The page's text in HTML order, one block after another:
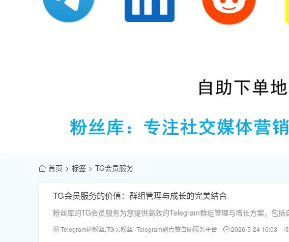
首页 标签 TG会员服务
TG会员服务的价值：群组管理与成长的完美结合
粉丝库的TG会员服务为您提供高效的Telegram群组管理与增长方案，包
Telegram刷粉丝,TG买粉丝 -Telegram刷点赞自助服务平台 2026-5-24 16:03